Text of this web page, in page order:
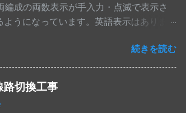
編成の両数表示が手入力・点滅で表示さ
ようになっています。英語表示はありま
従来どおりの表示で変更ありません。
続きを読む
路切換工事